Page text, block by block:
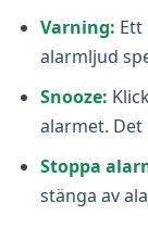
Varning: Ett
alarmljud
Snooze:
alarmet.
Stoppa
stänga av